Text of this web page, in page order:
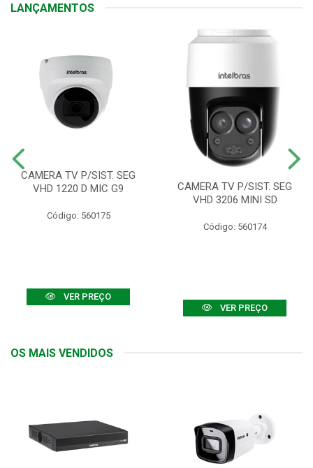
LANÇAMENTOS
CAMERA TV P/SIST. SEG
VHD 1220 D MIC G9
Código: 560175
VER PREÇO
CAMERA TV P/SIST. SEG
VHD 3206 MINI SD
Código: 560174
VER PREÇO
OS MAIS VENDIDOS